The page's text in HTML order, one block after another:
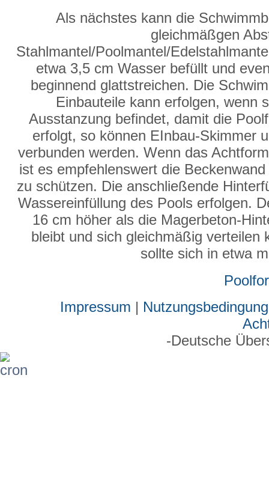
Als nächstes kann die
gleichmäßgen
Stahlmantel/Poolmantel/
etwa 3,5 cm Wasser befüllt und
beginnend glattstreichen. Die
Einbauteile kann erfolgen, wenn
Ausstanzung befindet, damit die
erfolgt, so können EInbau-Skimmer
verbunden werden. Wenn das
ist es empfehlenswert die
zu schützen. Die anschließende
Wassereinfüllung des Pools erfolgen.
16 cm höher als die Magerbeton-
bleibt und sich gleichmäßig verteilen
sollte sich in etwa
Impressum |
-Deutsche